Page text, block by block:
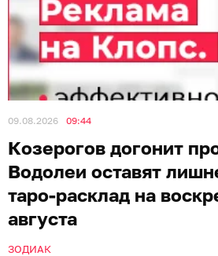
09.08.2026 09:44
Козерогов догонит
Водолеи оставят
таро-расклад на
августа
ЗОДИАК